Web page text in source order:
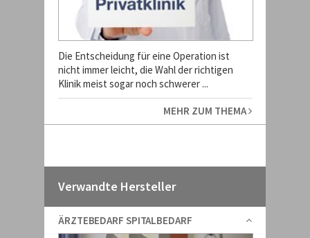
Die Entscheidung für eine Operation ist
nicht immer leicht, die Wahl der richtigen
Klinik meist sogar noch schwerer ...
MEHR ZUM THEMA
Verwandte Hersteller
ÄRZTEBEDARF SPITALBEDARF